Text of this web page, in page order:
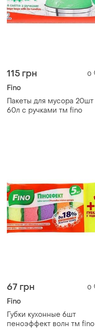
115 грн 0
Fino
Пакеты для мусора 20шт
60л с ручками тм fino
67 грн 0
Fino
Губки кухонные 6шт
пеноэффект волн тм fino